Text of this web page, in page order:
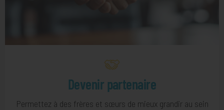
Devenir partenaire
Permettez à des frères et sœurs de mieux grandir au sein